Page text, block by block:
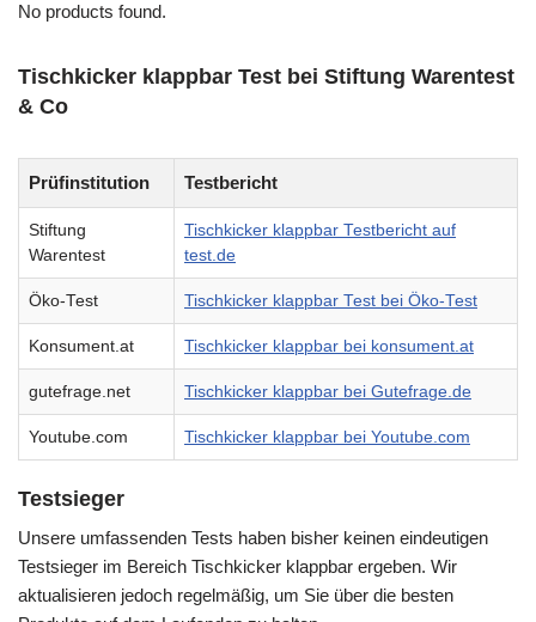
No products found.
Tischkicker klappbar Test bei Stiftung Warentest
& Co
Prüfinstitution Testbericht
Stiftung
Warentest
Tischkicker klappbar Testbericht auf
test.de
Öko-Test Tischkicker klappbar Test bei Öko-Test
Konsument.at Tischkicker klappbar bei konsument.at
gutefrage.net Tischkicker klappbar bei Gutefrage.de
Youtube.com Tischkicker klappbar bei Youtube.com
Testsieger
Unsere umfassenden Tests haben bisher keinen eindeutigen
Testsieger im Bereich Tischkicker klappbar ergeben. Wir
aktualisieren jedoch regelmäßig, um Sie über die besten